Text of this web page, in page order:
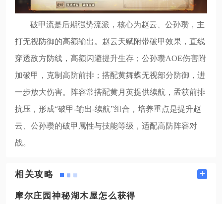
破甲流是后期强势流派，核心为赵云、公孙瓒，主
打无视防御的高额输出。赵云天赋附带破甲效果，直线
穿透敌方防线，高额闪避提升生存；公孙瓒AOE伤害附
加破甲，克制高防前排；搭配黄舞蝶无视部分防御，进
一步放大伤害。阵容常搭配黄月英提供续航，孟获前排
抗压，形成“破甲-输出-续航”组合，培养重点是提升赵
云、公孙瓒的破甲属性与技能等级，适配高防阵容对
战。
相关攻略 +
摩尔庄园神秘湖木屋怎么获得